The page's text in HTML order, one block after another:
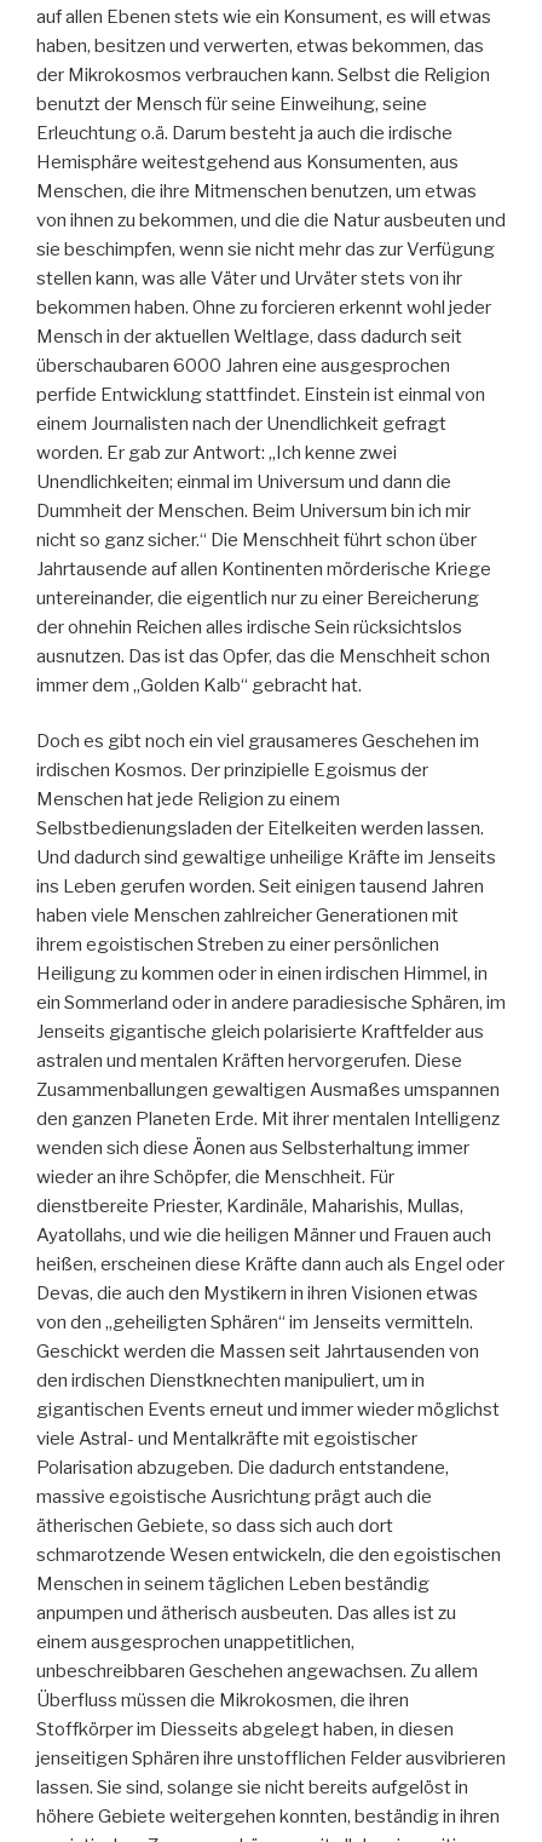
auf allen Ebenen stets wie ein Konsument, es will etwas
haben, besitzen und verwerten, etwas bekommen, das
der Mikrokosmos verbrauchen kann. Selbst die Religion
benutzt der Mensch für seine Einweihung, seine
Erleuchtung o.ä. Darum besteht ja auch die irdische
Hemisphäre weitestgehend aus Konsumenten, aus
Menschen, die ihre Mitmenschen benutzen, um etwas
von ihnen zu bekommen, und die die Natur ausbeuten und
sie beschimpfen, wenn sie nicht mehr das zur Verfügung
stellen kann, was alle Väter und Urväter stets von ihr
bekommen haben. Ohne zu forcieren erkennt wohl jeder
Mensch in der aktuellen Weltlage, dass dadurch seit
überschaubaren 6000 Jahren eine ausgesprochen
perfide Entwicklung stattfindet. Einstein ist einmal von
einem Journalisten nach der Unendlichkeit gefragt
worden. Er gab zur Antwort: „Ich kenne zwei
Unendlichkeiten; einmal im Universum und dann die
Dummheit der Menschen. Beim Universum bin ich mir
nicht so ganz sicher.“ Die Menschheit führt schon über
Jahrtausende auf allen Kontinenten mörderische Kriege
untereinander, die eigentlich nur zu einer Bereicherung
der ohnehin Reichen alles irdische Sein rücksichtslos
ausnutzen. Das ist das Opfer, das die Menschheit schon
immer dem „Golden Kalb“ gebracht hat.
Doch es gibt noch ein viel grausameres Geschehen im
irdischen Kosmos. Der prinzipielle Egoismus der
Menschen hat jede Religion zu einem
Selbstbedienungsladen der Eitelkeiten werden lassen.
Und dadurch sind gewaltige unheilige Kräfte im Jenseits
ins Leben gerufen worden. Seit einigen tausend Jahren
haben viele Menschen zahlreicher Generationen mit
ihrem egoistischen Streben zu einer persönlichen
Heiligung zu kommen oder in einen irdischen Himmel, in
ein Sommerland oder in andere paradiesische Sphären, im
Jenseits gigantische gleich polarisierte Kraftfelder aus
astralen und mentalen Kräften hervorgerufen. Diese
Zusammenballungen gewaltigen Ausmaßes umspannen
den ganzen Planeten Erde. Mit ihrer mentalen Intelligenz
wenden sich diese Äonen aus Selbsterhaltung immer
wieder an ihre Schöpfer, die Menschheit. Für
dienstbereite Priester, Kardinäle, Maharishis, Mullas,
Ayatollahs, und wie die heiligen Männer und Frauen auch
heißen, erscheinen diese Kräfte dann auch als Engel oder
Devas, die auch den Mystikern in ihren Visionen etwas
von den „geheiligten Sphären“ im Jenseits vermitteln.
Geschickt werden die Massen seit Jahrtausenden von
den irdischen Dienstknechten manipuliert, um in
gigantischen Events erneut und immer wieder möglichst
viele Astral- und Mentalkräfte mit egoistischer
Polarisation abzugeben. Die dadurch entstandene,
massive egoistische Ausrichtung prägt auch die
ätherischen Gebiete, so dass sich auch dort
schmarotzende Wesen entwickeln, die den egoistischen
Menschen in seinem täglichen Leben beständig
anpumpen und ätherisch ausbeuten. Das alles ist zu
einem ausgesprochen unappetitlichen,
unbeschreibbaren Geschehen angewachsen. Zu allem
Überfluss müssen die Mikrokosmen, die ihren
Stoffkörper im Diesseits abgelegt haben, in diesen
jenseitigen Sphären ihre unstofflichen Felder ausvibrieren
lassen. Sie sind, solange sie nicht bereits aufgelöst in
höhere Gebiete weitergehen konnten, beständig in ihren